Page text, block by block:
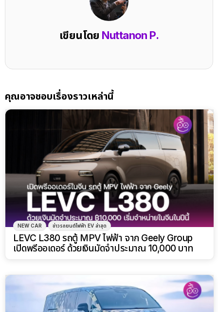
เขียนโดย Nuttanon P.
คุณอาจชอบเรื่องราวเหล่านี้
NEW CAR ข่าวรถยนต์ไฟฟ้า EV ล่าสุด
LEVC L380 รถตู้ MPV ไฟฟ้า จาก Geely Group
เปิดพรีออเดอร์ ด้วยเงินมัดจำประมาณ 10,000 บาท